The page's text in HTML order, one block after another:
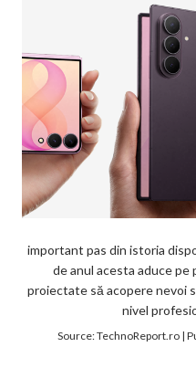
important pas din istoria
de anul acesta aduce
proiectate să acopere nevoi
nivel
Source:TechnoReport.ro|